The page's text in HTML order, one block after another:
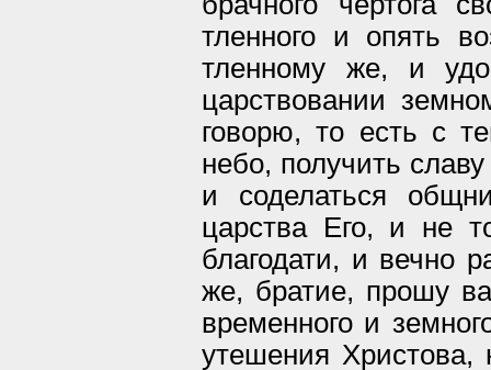
тленного и опять
тленному же, и
царствовании
говорю, то есть с
небо, получить
и соделаться
царства Его, и не
благодати, и вечно
же, братие, прошу
временного и
утешения Христова,